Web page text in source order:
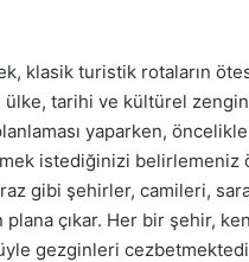
klasik turistik rotaların
ülke, tarihi ve kültürel
yaparken,
istediğinizi belirlemeniz
gibi şehirler, camileri,
plana çıkar. Her bir şehir,
gezginleri